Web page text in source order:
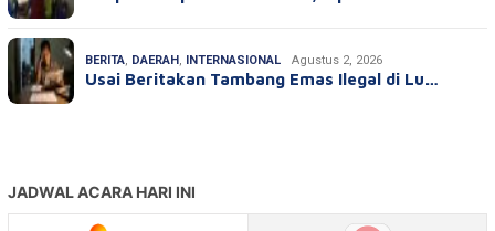
BERITA DAERAH INTERNASIONAL Agustus 2, 2026
Usai Beritakan Tambang Emas Ilegal di Lu…